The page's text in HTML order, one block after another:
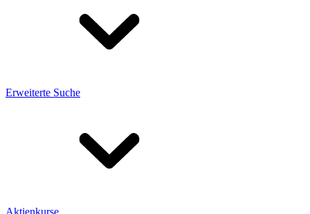
Erweiterte Suche
Aktienkurse